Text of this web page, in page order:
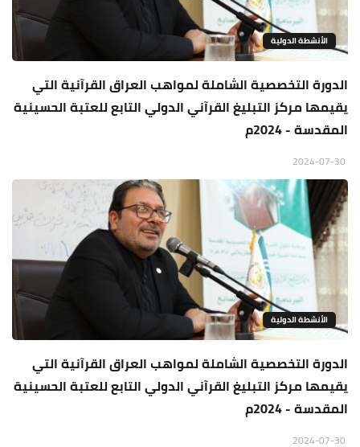
الأنشطة الدولية
الدورة التخصصية الشاملة لمواهب العراق القرآنية التي
يقيمها مركز التبليغ القرآني الدولي التابع للعتبة الحسينية
المقدسة - 2024م
الأنشطة الدولية
الدورة التخصصية الشاملة لمواهب العراق القرآنية التي
يقيمها مركز التبليغ القرآني الدولي التابع للعتبة الحسينية
المقدسة - 2024م